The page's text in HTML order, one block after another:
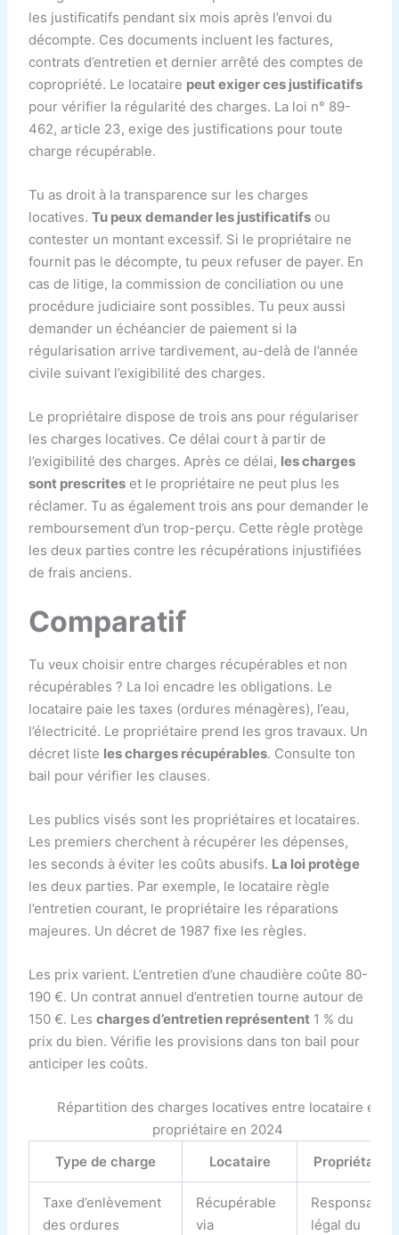
les justificatifs pendant six mois après l’envoi du
décompte. Ces documents incluent les factures,
contrats d’entretien et dernier arrêté des comptes de
copropriété. Le locataire peut exiger ces justificatifs
pour vérifier la régularité des charges. La loi n° 89-
462, article 23, exige des justifications pour toute
charge récupérable.
Tu as droit à la transparence sur les charges
locatives.Tu peux demander les justificatifs ou
contester un montant excessif. Si le propriétaire ne
fournit pas le décompte, tu peux refuser de payer. En
cas de litige, la commission de conciliation ou une
procédure judiciaire sont possibles. Tu peux aussi
demander un échéancier de paiement si la
régularisation arrive tardivement, au-delà de l’année
civile suivant l’exigibilité des charges.
Le propriétaire dispose de trois ans pour régulariser
les charges locatives. Ce délai court à partir de
l’exigibilité des charges. Après ce délai, les charges
sont prescrites et le propriétaire ne peut plus les
réclamer. Tu as également trois ans pour demander le
remboursement d’un trop-perçu. Cette règle protège
les deux parties contre les récupérations injustifiées
de frais anciens.
Comparatif
Tu veux choisir entre charges récupérables et non
récupérables ? La loi encadre les obligations. Le
locataire paie les taxes (ordures ménagères), l’eau,
l’électricité. Le propriétaire prend les gros travaux. Un
décret liste les charges récupérables. Consulte ton
bail pour vérifier les clauses.
Les publics visés sont les propriétaires et locataires.
Les premiers cherchent à récupérer les dépenses,
les seconds à éviter les coûts abusifs. La loi protège
les deux parties. Par exemple, le locataire règle
l’entretien courant, le propriétaire les réparations
majeures. Un décret de 1987 fixe les règles.
Les prix varient. L’entretien d’une chaudière coûte 80-
190 €. Un contrat annuel d’entretien tourne autour de
150 €. Lescharges d’entretien représentent 1 % du
prix du bien. Vérifie les provisions dans ton bail pour
anticiper les coûts.
Répartition des charges locatives entre locataire et
propriétaire en 2024
Type de charge
Locataire Propriétaire
Taxe d’enlèvement
des ordures
Récupérable
via
Responsable
légal du